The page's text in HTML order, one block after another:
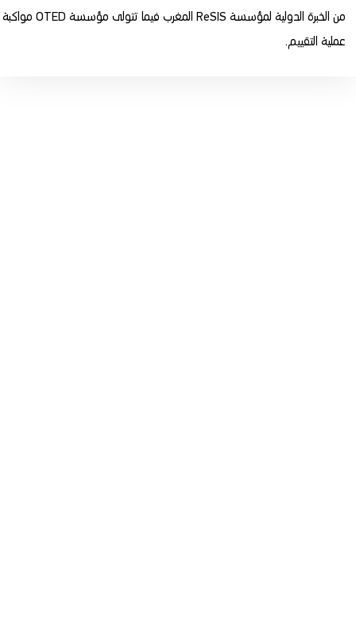
من الخبرة الدولية لمؤسسة ReSIS المغرب فيما تتولى مؤسسة OTED مواكبة
عملية التقييم.